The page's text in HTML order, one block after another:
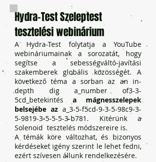
Hydra-Test Szeleptest
tesztelési webinárium
A Hydra-Test folytatja a YouTube
webináriumainak a sorozatát, hogy
segítse a sebességváltó-javítási
szakemberek globális közösségét. A
következő téma a sorban az an in-
depth dig a_number of3-3-
5cd_betekintés a mágnesszelepek
belsejébe az a_3-5-f5cd-9-3-5-98c9-3-
5-9819-3-5-5-5-3-b781. Kitérünk a
Solenoid tesztelés módszereire is.
A témák köre változhat, és bizonyos
kérdéseket igény szerint le lehet fedni,
ezért szívesen állunk rendelkezésére.